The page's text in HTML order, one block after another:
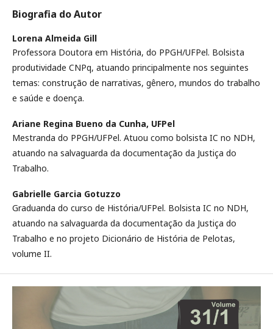
Biografia do Autor
Lorena Almeida Gill
Professora Doutora em História, do PPGH/UFPel. Bolsista
produtividade CNPq, atuando principalmente nos seguintes
temas: construção de narrativas, gênero, mundos do trabalho
e saúde e doença.
Ariane Regina Bueno da Cunha, UFPel
Mestranda do PPGH/UFPel. Atuou como bolsista IC no NDH,
atuando na salvaguarda da documentação da Justiça do
Trabalho.
Gabrielle Garcia Gotuzzo
Graduanda do curso de História/UFPel. Bolsista IC no NDH,
atuando na salvaguarda da documentação da Justiça do
Trabalho e no projeto Dicionário de História de Pelotas,
volume II.